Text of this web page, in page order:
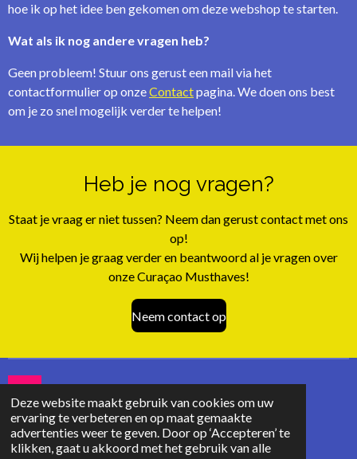
Deze website maakt gebruik van cookies om uw
ervaring te verbeteren en op maat gemaakte
advertenties weer te geven. Door op ‘Accepteren’ te
klikken, gaat u akkoord met het gebruik van alle
hoe ik op het idee ben gekomen om deze webshop te starten.
Wat als ik nog andere vragen heb?
Geen probleem! Stuur ons gerust een mail via het
contactformulier op onzeContactpagina. We doen ons best
om je zo snel mogelijk verder te helpen!
Heb je nog vragen?
Staat je vraag er niet tussen? Neem dan gerust contact met ons
op!
Wij helpen je graag verder en beantwoord al je vragen over
onze Curaçao Musthaves!
Neem contact op
I
n
s
t
© 2025 - 2026 Beleef Curaçao
Powered byJouwWeb